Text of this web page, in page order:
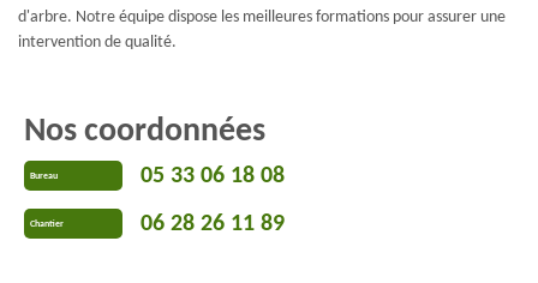
d'arbre. Notre équipe dispose les meilleures formations pour assurer une
intervention de qualité.
Nos coordonnées
Bureau 05 33 06 18 08
Chantier 06 28 26 11 89